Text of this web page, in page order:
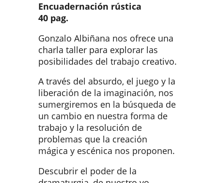
Encuadernación rústica
40 pag.
Gonzalo Albiñana nos ofrece una
charla taller para explorar las
posibilidades del trabajo creativo.
A través del absurdo, el juego y la
liberación de la imaginación, nos
sumergiremos en la búsqueda de
un cambio en nuestra forma de
trabajo y la resolución de
problemas que la creación
mágica y escénica nos proponen.
Descubrir el poder de la